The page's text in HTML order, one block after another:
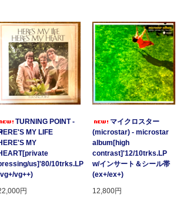
TURNING POINT -
MY LIFE
MY
us]'80/10trks.LP
vg++)
円
マイクロスター
(microstar) - microstar
album[high
contrast]'12/10trks.LP
w/インサート＆シール帯
(ex+/ex+)
12,800円